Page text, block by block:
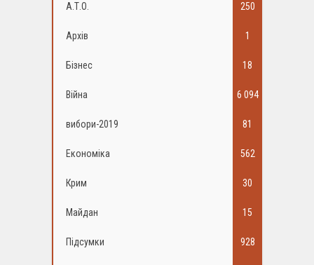
А.Т.О. 250
Архів 1
Бізнес 18
Війна 6 094
вибори-2019 81
Економіка 562
Крим 30
Майдан 15
Підсумки 928